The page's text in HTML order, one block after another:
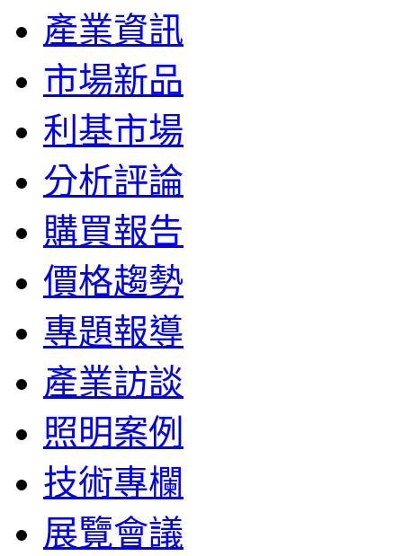
產業資訊
市場新品
利基市場
分析評論
購買報告
價格趨勢
專題報導
產業訪談
照明案例
技術專欄
展覽會議